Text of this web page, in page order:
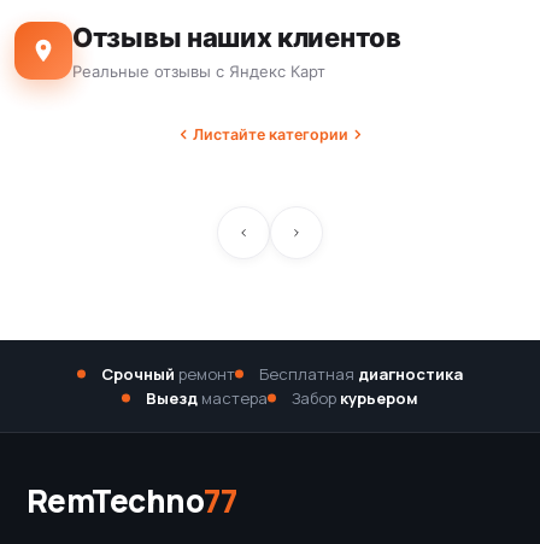
Отзывы наших клиентов
Реальные отзывы с Яндекс Карт
Листайте категории
Срочный ремонт Бесплатная диагностика
Выезд мастера Забор курьером
RemTechno77